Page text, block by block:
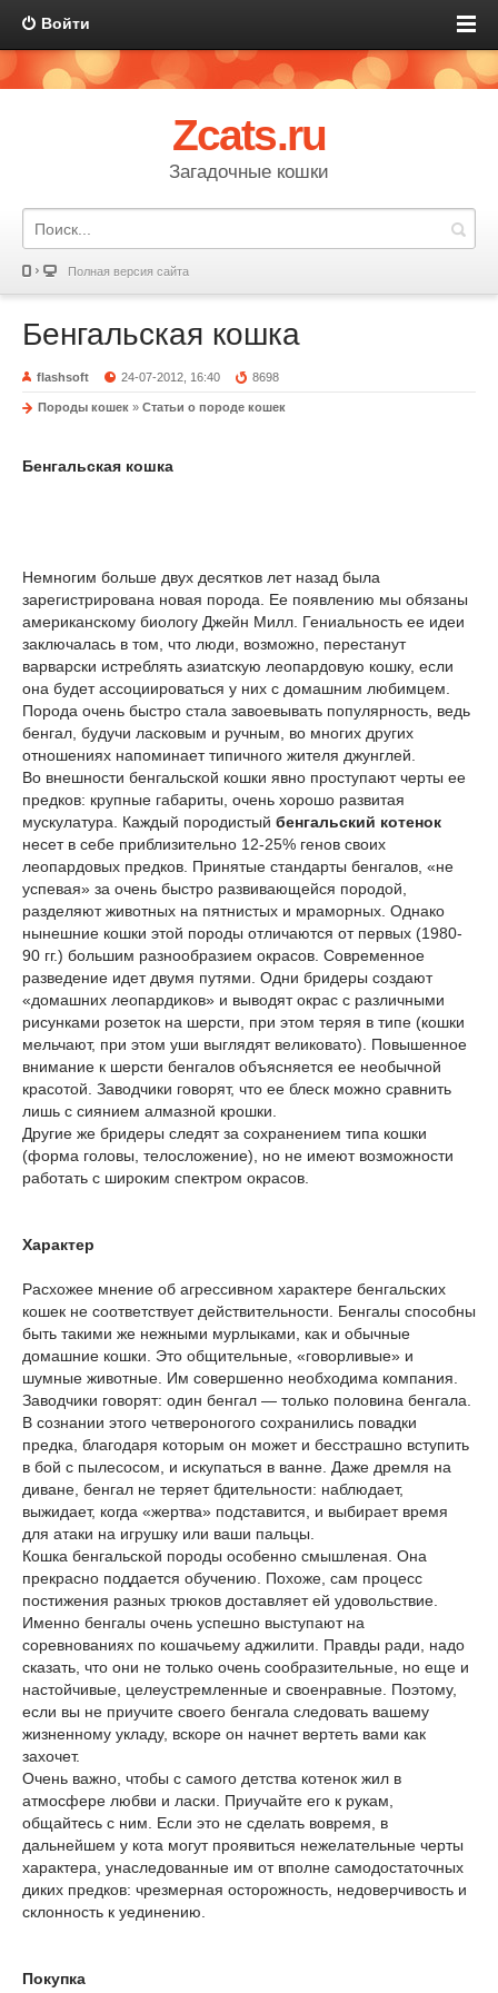
Войти
Zcats.ru
Загадочные кошки
Полная версия сайта
Бенгальская кошка
flashsoft 24-07-2012, 16:40 8698
Породы кошек » Статьи о породе кошек
Бенгальская кошка
Немногим больше двух десятков лет назад была
зарегистрирована новая порода. Ее появлению мы обязаны
американскому биологу Джейн Милл. Гениальность ее идеи
заключалась в том, что люди, возможно, перестанут
варварски истреблять азиатскую леопардовую кошку, если
она будет ассоциироваться у них с домашним любимцем.
Порода очень быстро стала завоевывать популярность, ведь
бенгал, будучи ласковым и ручным, во многих других
отношениях напоминает типичного жителя джунглей.
Во внешности бенгальской кошки явно проступают черты ее
предков: крупные габариты, очень хорошо развитая
мускулатура. Каждый породистый бенгальский котенок
несет в себе приблизительно 12-25% генов своих
леопардовых предков. Принятые стандарты бенгалов, «не
успевая» за очень быстро развивающейся породой,
разделяют животных на пятнистых и мраморных. Однако
нынешние кошки этой породы отличаются от первых (1980-
90 гг.) большим разнообразием окрасов. Современное
разведение идет двумя путями. Одни бридеры создают
«домашних леопардиков» и выводят окрас с различными
рисунками розеток на шерсти, при этом теряя в типе (кошки
мельчают, при этом уши выглядят великовато). Повышенное
внимание к шерсти бенгалов объясняется ее необычной
красотой. Заводчики говорят, что ее блеск можно сравнить
лишь с сиянием алмазной крошки.
Другие же бридеры следят за сохранением типа кошки
(форма головы, телосложение), но не имеют возможности
работать с широким спектром окрасов.
Характер
Расхожее мнение об агрессивном характере бенгальских
кошек не соответствует действительности. Бенгалы способны
быть такими же нежными мурлыками, как и обычные
домашние кошки. Это общительные, «говорливые» и
шумные животные. Им совершенно необходима компания.
Заводчики говорят: один бенгал — только половина бенгала.
В сознании этого четвероногого сохранились повадки
предка, благодаря которым он может и бесстрашно вступить
в бой с пылесосом, и искупаться в ванне. Даже дремля на
диване, бенгал не теряет бдительности: наблюдает,
выжидает, когда «жертва» подставится, и выбирает время
для атаки на игрушку или ваши пальцы.
Кошка бенгальской породы особенно смышленая. Она
прекрасно поддается обучению. Похоже, сам процесс
постижения разных трюков доставляет ей удовольствие.
Именно бенгалы очень успешно выступают на
соревнованиях по кошачьему аджилити. Правды ради, надо
сказать, что они не только очень сообразительные, но еще и
настойчивые, целеустремленные и своенравные. Поэтому,
если вы не приучите своего бенгала следовать вашему
жизненному укладу, вскоре он начнет вертеть вами как
захочет.
Очень важно, чтобы с самого детства котенок жил в
атмосфере любви и ласки. Приучайте его к рукам,
общайтесь с ним. Если это не сделать вовремя, в
дальнейшем у кота могут проявиться нежелательные черты
характера, унаследованные им от вполне самодостаточных
диких предков: чрезмерная осторожность, недоверчивость и
склонность к уединению.
Покупка